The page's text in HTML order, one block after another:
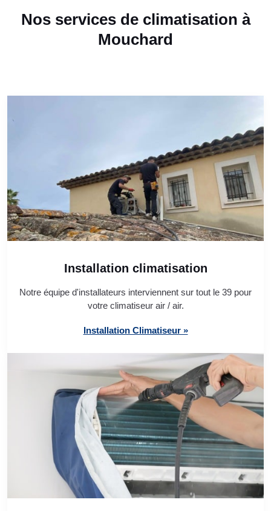
Nos services de climatisation à
Mouchard
Installation climatisation
Notre équipe d'installateurs interviennent sur tout le 39 pour
votre climatiseur air / air.
Installation Climatiseur »